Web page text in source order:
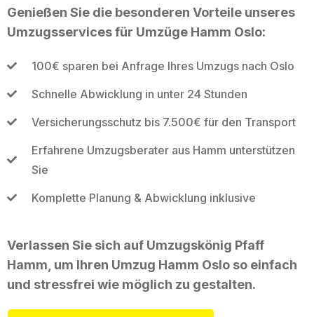
Genießen Sie die besonderen Vorteile unseres
Umzugsservices für Umzüge Hamm Oslo:
100€ sparen bei Anfrage Ihres Umzugs nach Oslo
Schnelle Abwicklung in unter 24 Stunden
Versicherungsschutz bis 7.500€ für den Transport
Erfahrene Umzugsberater aus Hamm unterstützen
Sie
Komplette Planung & Abwicklung inklusive
Verlassen Sie sich auf Umzugskönig Pfaff
Hamm, um Ihren Umzug Hamm Oslo so einfach
und stressfrei wie möglich zu gestalten.